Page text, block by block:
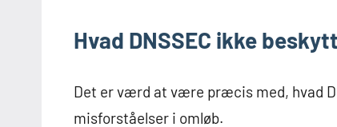
Hvad DNSSEC ikke
Det er værd at være præcis med, hvad
misforståelser i omløb.